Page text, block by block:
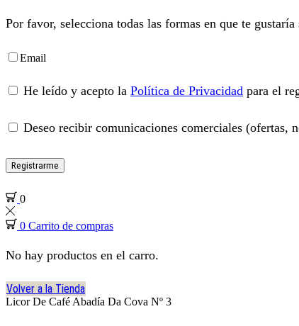
Por favor, selecciona todas las formas en que te gustaría
Email
He leído y acepto la Política de Privacidad para el
Deseo recibir comunicaciones comerciales (ofertas,
Registrarme
0
0 Carrito de compras
No hay productos en el carro.
Volver a la Tienda
Licor De Café Abadía Da Cova Nº 3